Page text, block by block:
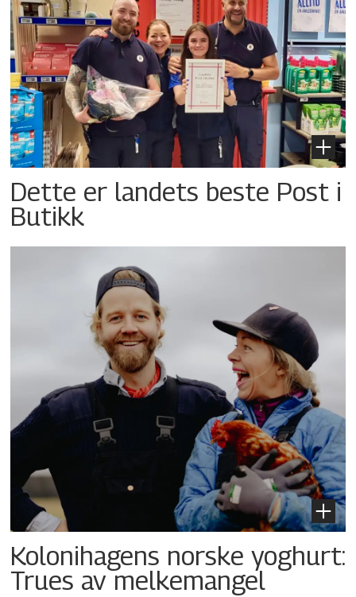
Dette er landets beste Post i
Butikk
Kolonihagens norske yoghurt:
Trues av melkemangel